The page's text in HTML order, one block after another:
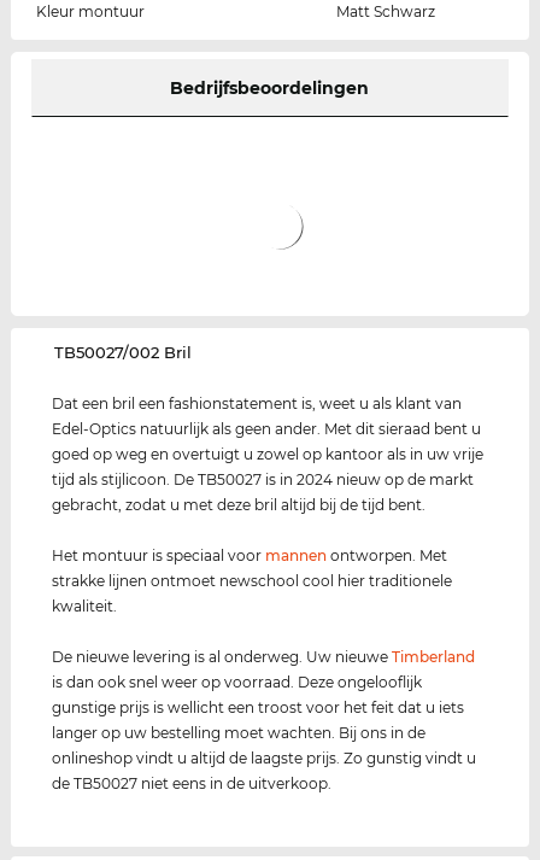
Kleur montuur
Matt Schwarz
Bedrijfsbeoordelingen
‌TB50027/002 Bril
Dat een bril een fashionstatement is, weet u als klant van
Edel-Optics natuurlijk als geen ander. Met dit sieraad bent u
goed op weg en overtuigt u zowel op kantoor als in uw vrije
tijd als stijlicoon. De TB50027 is in 2024 nieuw op de markt
gebracht, zodat u met deze bril altijd bij de tijd bent.
Het montuur is speciaal voor mannen ontworpen. Met
strakke lijnen ontmoet newschool cool hier traditionele
kwaliteit.
De nieuwe levering is al onderweg. Uw nieuweTimberland
is dan ook snel weer op voorraad. Deze ongelooflijk
gunstige prijs is wellicht een troost voor het feit dat u iets
langer op uw bestelling moet wachten. Bij ons in de
onlineshop vindt u altijd de laagste prijs. Zo gunstig vindt u
de TB50027 niet eens in de uitverkoop.